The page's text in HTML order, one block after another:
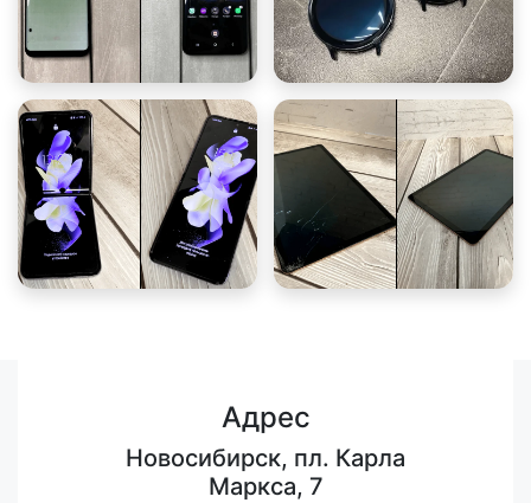
Адрес
Новосибирск, пл. Карла
Маркса, 7